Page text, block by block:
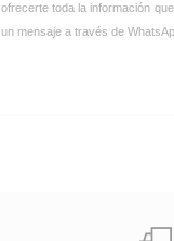
ofrecerte toda la información
un mensaje a través de